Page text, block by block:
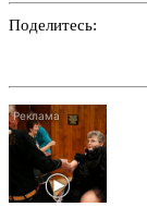
Поделитесь: